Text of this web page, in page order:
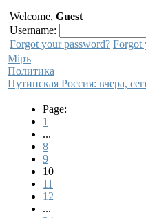
Welcome, Guest
Username:
Forgot your password? Forgot
Мiръ
Политика
Путинская Россия: вчера,
Page:
1
...
8
9
10
11
12
...